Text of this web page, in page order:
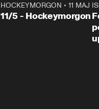
HOCKEYMORGON • 11 MAJ
11/5 - Hockeymorgon